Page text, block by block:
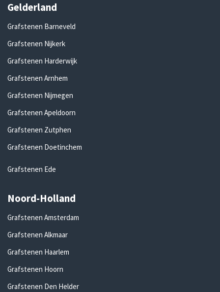
Gelderland
Grafstenen Barneveld
Grafstenen Nijkerk
Grafstenen Harderwijk
Grafstenen Arnhem
Grafstenen Nijmegen
Grafstenen Apeldoorn
Grafstenen Zutphen
Grafstenen Doetinchem
Grafstenen Ede
Noord-Holland
Grafstenen Amsterdam
Grafstenen Alkmaar
Grafstenen Haarlem
Grafstenen Hoorn
Grafstenen Den Helder